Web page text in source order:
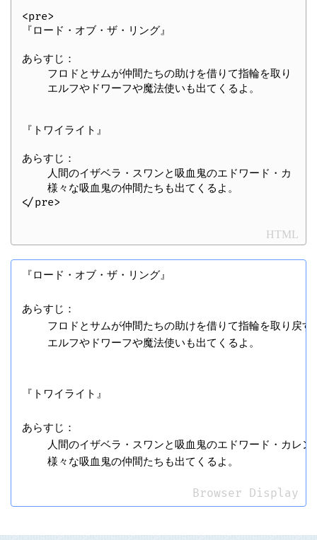
<pre>
『ロード・オブ・ザ・リング』
あらすじ：
フロドとサムが仲間たちの助けを借りて指輪を取り戻す
    エルフやドワーフや魔法使いも出てくるよ。
『トワイライト』
あらすじ：
人間のイザベラ・スワンと吸血鬼のエドワード・カレン
    様々な吸血鬼の仲間たちも出てくるよ。
HTML
『ロード・オブ・ザ・リング』
あらすじ：
フロドとサムが仲間たちの助けを借りて指輪を取り戻す
    エルフやドワーフや魔法使いも出てくるよ。
『トワイライト』
あらすじ：
人間のイザベラ・スワンと吸血鬼のエドワード・カレン
Browser Display